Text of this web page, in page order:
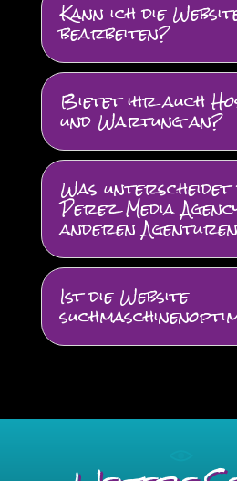
Kann ich die
bearbeiten?
Bietet ihr auch
und Wartung an?
Was unterscheidet
Perez Media
anderen
Ist die Website